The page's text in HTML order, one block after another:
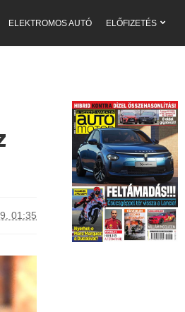
ELEKTROMOS AUTÓ ELŐFIZETÉS
01:35